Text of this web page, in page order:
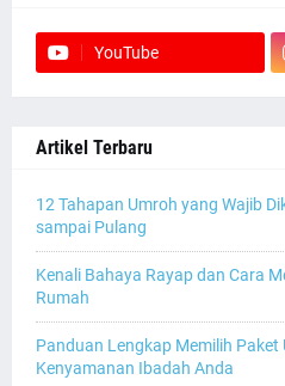
YouTube
Artikel Terbaru
12 Tahapan Umroh yang Wajib
sampai Pulang
Kenali Bahaya Rayap dan Cara
Rumah
Panduan Lengkap Memilih Paket
Kenyamanan Ibadah Anda